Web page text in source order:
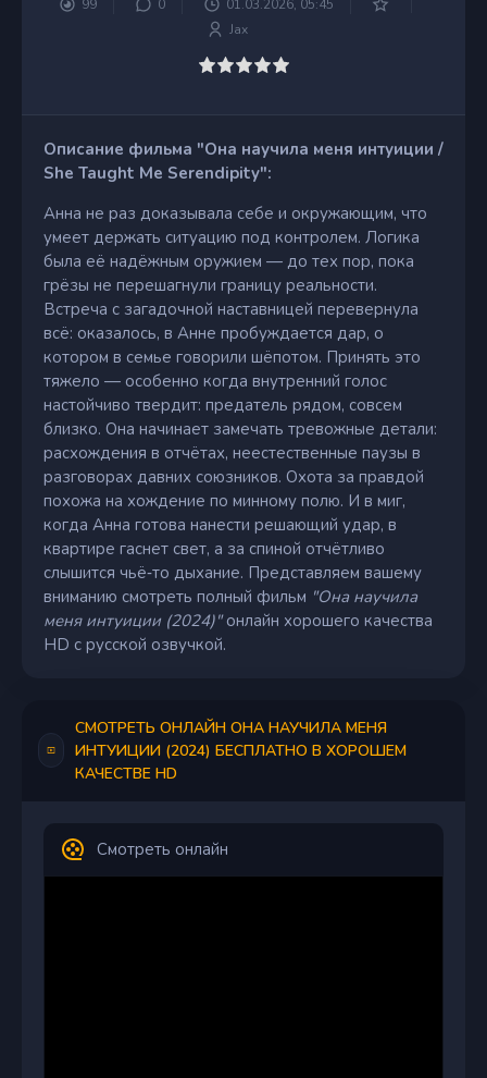
99 0
01.03.2026, 05:45
Jax
Описание фильма "Она научила меня интуиции /
She Taught Me Serendipity":
Анна не раз доказывала себе и окружающим, что
умеет держать ситуацию под контролем. Логика
была её надёжным оружием — до тех пор, пока
грёзы не перешагнули границу реальности.
Встреча с загадочной наставницей перевернула
всё: оказалось, в Анне пробуждается дар, о
котором в семье говорили шёпотом. Принять это
тяжело — особенно когда внутренний голос
настойчиво твердит: предатель рядом, совсем
близко. Она начинает замечать тревожные детали:
расхождения в отчётах, неестественные паузы в
разговорах давних союзников. Охота за правдой
похожа на хождение по минному полю. И в миг,
когда Анна готова нанести решающий удар, в
квартире гаснет свет, а за спиной отчётливо
слышится чьё‑то дыхание. Представляем вашему
вниманию смотреть полный фильм "Она научила
меня интуиции (2024)"онлайн хорошего качества
HD с русской озвучкой.
СМОТРЕТЬ ОНЛАЙН ОНА НАУЧИЛА МЕНЯ
ИНТУИЦИИ (2024) БЕСПЛАТНО В ХОРОШЕМ
КАЧЕСТВЕ HD
Смотреть онлайн